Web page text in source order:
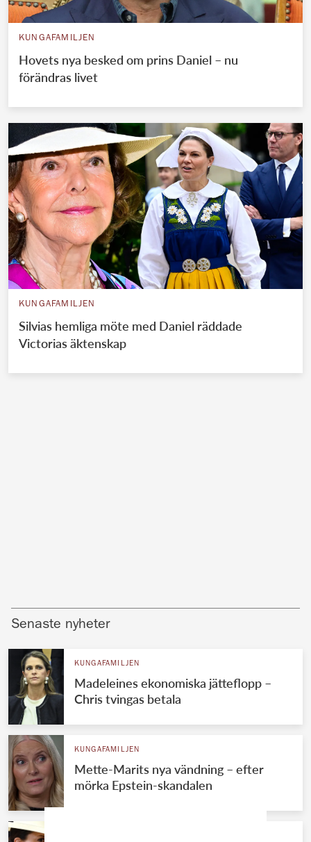
KUNGAFAMILJEN
Hovets nya besked om prins Daniel – nu
förändras livet
KUNGAFAMILJEN
Silvias hemliga möte med Daniel räddade
Victorias äktenskap
Senaste nyheter
KUNGAFAMILJEN
Madeleines ekonomiska jätteflopp –
Chris tvingas betala
KUNGAFAMILJEN
Mette-Marits nya vändning – efter
mörka Epstein-skandalen